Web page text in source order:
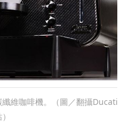
維咖啡機。（圖／翻攝Ducati